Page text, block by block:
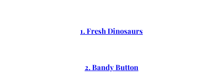
1. Fresh Dinosaurs
2. Bandy Button